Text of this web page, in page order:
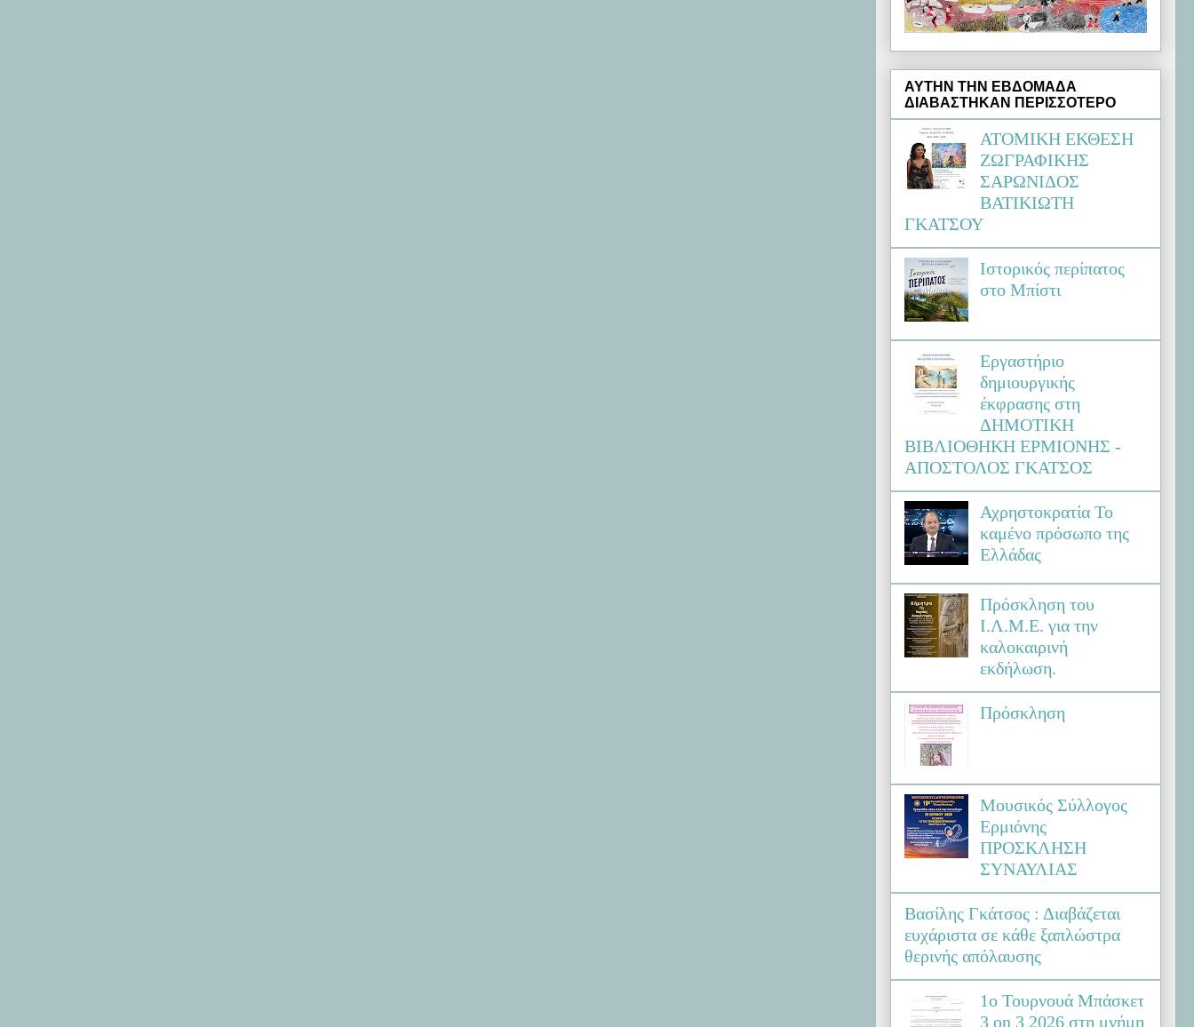
ΑΥΤΗΝ ΤΗΝ ΕΒΔΟΜΑΔΑ
ΔΙΑΒΑΣΤΗΚΑΝ ΠΕΡΙΣΣΟΤΕΡΟ
ΑΤΟΜΙΚΗ ΕΚΘΕΣΗ
ΖΩΓΡΑΦΙΚΗΣ
ΣΑΡΩΝΙΔΟΣ
ΒΑΤΙΚΙΩΤΗ
ΓΚΑΤΣΟΥ
Ιστορικός περίπατος
στο Μπίστι
Εργαστήριο
δημιουργικής
έκφρασης στη
ΔΗΜΟΤΙΚΗ
ΒΙΒΛΙΟΘΗΚΗ ΕΡΜΙΟΝΗΣ -
ΑΠΟΣΤΟΛΟΣ ΓΚΑΤΣΟΣ
Αχρηστοκρατία Το
καμένο πρόσωπο της
Ελλάδας
Πρόσκληση του
Ι.Λ.Μ.Ε. για την
καλοκαιρινή
εκδήλωση.
Πρόσκληση
Μουσικός Σύλλογος
Ερμιόνης
ΠΡΟΣΚΛΗΣΗ
ΣΥΝΑΥΛΙΑΣ
Βασίλης Γκάτσος : Διαβάζεται
ευχάριστα σε κάθε ξαπλώστρα
θερινής απόλαυσης
1ο Τουρνουά Μπάσκετ
3 on 3 2026 στη μνήμη